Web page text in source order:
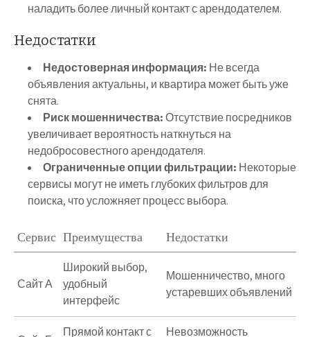
наладить более личный контакт с арендодателем.
Недостатки
Недостоверная информация: Не всегда
объявления актуальны, и квартира может быть уже
снята.
Риск мошенничества:Отсутствие посредников
увеличивает вероятность наткнуться на
недобросовестного арендодателя.
Ограниченные опции фильтрации: Некоторые
сервисы могут не иметь глубоких фильтров для
поиска, что усложняет процесс выбора.
Сервис Преимущества Недостатки
Сайт А
Широкий выбор,
удобный
интерфейс
Мошенничество, много
устаревших объявлений
Прямой контакт с
Невозможность